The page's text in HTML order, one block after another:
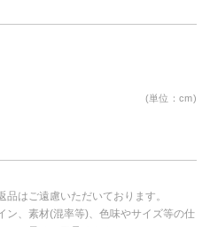
(単位：cm)
はご遠慮いただいております。
、素材(混率等)、色味やサイズ等の仕